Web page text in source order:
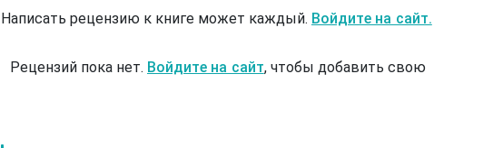
Написать рецензию к книге может каждый. Войдите на сайт.
Рецензий пока нет. Войдите на сайт, чтобы добавить свою